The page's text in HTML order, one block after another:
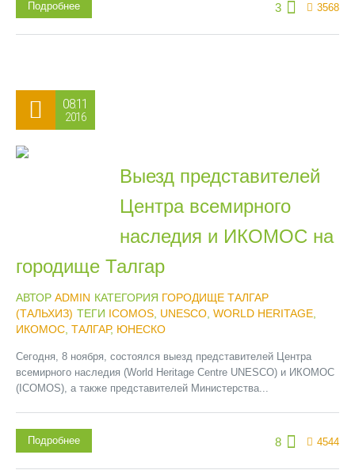
3 3568
Подробнее
08.11
2016
Выезд представителей
Центра всемирного
наследия и ИКОМОС на
городище Талгар
АВТОР ADMIN КАТЕГОРИЯ ГОРОДИЩЕ ТАЛГАР
(ТАЛЬХИЗ) ТЕГИ ICOMOS UNESCO WORLD HERITAGE
ИКОМОС ТАЛГАР, ЮНЕСКО
Сегодня, 8 ноября, состоялся выезд представителей Центра
всемирного наследия (World Heritage Centre UNESCO) и ИКОМОС
(ICOMOS), а также представителей Министерства...
8 4544
Подробнее